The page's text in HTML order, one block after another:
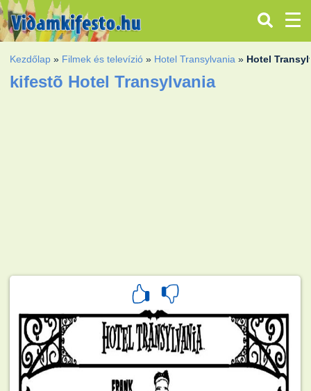
Kezdőlap » Filmek és televízió » Hotel Transylvania » Hotel
kifestõ Hotel Transylvania